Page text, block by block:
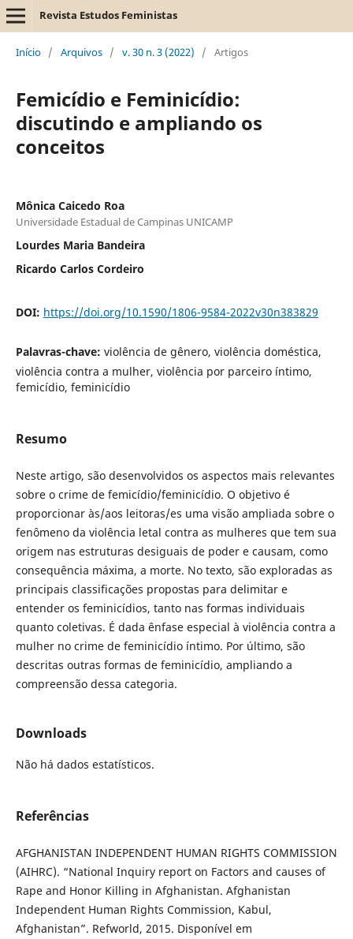
Revista Estudos Feministas
Início / Arquivos / v. 30 n. 3 (2022) / Artigos
Femicídio e Feminicídio:
discutindo e ampliando os
conceitos
Mônica Caicedo Roa
Universidade Estadual de Campinas UNICAMP
Lourdes Maria Bandeira
Ricardo Carlos Cordeiro
DOI: https://doi.org/10.1590/1806-9584-2022v30n383829
Palavras-chave: violência de gênero, violência doméstica,
violência contra a mulher, violência por parceiro íntimo,
femicídio, feminicídio
Resumo
Neste artigo, são desenvolvidos os aspectos mais relevantes
sobre o crime de femicídio/feminicídio. O objetivo é
proporcionar às/aos leitoras/es uma visão ampliada sobre o
fenômeno da violência letal contra as mulheres que tem sua
origem nas estruturas desiguais de poder e causam, como
consequência máxima, a morte. No texto, são exploradas as
principais classificações propostas para delimitar e
entender os feminicídios, tanto nas formas individuais
quanto coletivas. É dada ênfase especial à violência contra a
mulher no crime de feminicídio íntimo. Por último, são
descritas outras formas de feminicídio, ampliando a
compreensão dessa categoria.
Downloads
Não há dados estatísticos.
Referências
AFGHANISTAN INDEPENDENT HUMAN RIGHTS COMMISSION
(AIHRC). “National Inquiry report on Factors and causes of
Rape and Honor Killing in Afghanistan. Afghanistan
Independent Human Rights Commission, Kabul,
Afghanistan”. Refworld, 2015. Disponível em